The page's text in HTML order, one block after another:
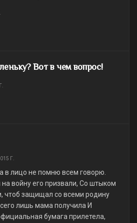
Вот в чем вопрос!
Г.
в лицо не помню всем говорю.
войну его призвали, Со штыком
чтоб защищал со всеми родину
лишь мама получила И
бумага прилетела,